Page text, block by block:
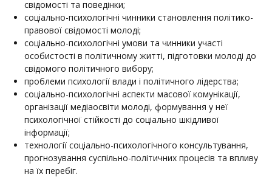
свідомості та поведінки;
соціально-психологічні чинники становлення політико-
правової свідомості молоді;
соціально-психологічні умови та чинники участі
особистості в політичному житті, підготовки молоді до
свідомого політичного вибору;
проблеми психології влади і політичного лідерства;
соціально-психологічні аспекти масової комунікації,
організації медіаосвіти молоді, формування у неї
психологічної стійкості до соціально шкідливої
інформації;
технології соціально-психологічного консультування,
прогнозування суспільно-політичних процесів та впливу
на їх перебіг.